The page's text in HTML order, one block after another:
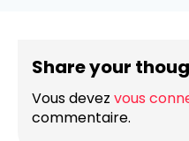
Share your
Vous devez vous
commentaire.